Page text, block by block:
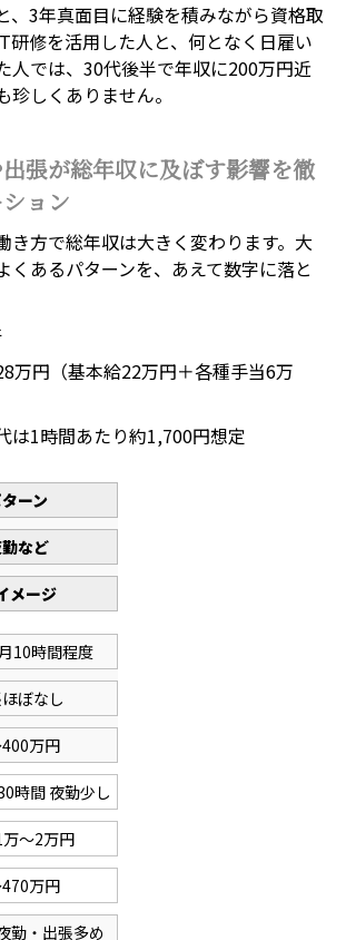
、3年真面目に経験を積みながら資格取
研修を活用した人と、何となく日雇い
人では、30代後半で年収に200万円近
珍しくありません。
張が総年収に及ぼす影響を徹
ョン
き方で総年収は大きく変わります。大
くあるパターンを、あえて数字に落と
万円（基本給22万円＋各種手当6万
は1時間あたり約1,700円想定
ーン
など
メージ
10時間程度
ぼなし
万円
時間 夜勤少し
〜2万円
万円
勤・出張多め